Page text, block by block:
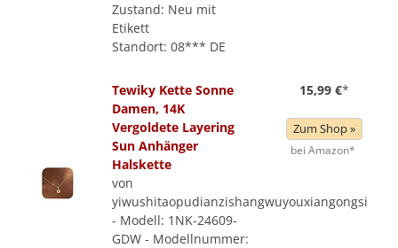
Zustand: Neu mit
Etikett
Standort: 08*** DE
Tewiky Kette Sonne
Damen, 14K
Vergoldete Layering
Sun Anhänger
Halskette
von
yiwushitaopudianzishangwuyouxiangongsi
- Modell: 1NK-24609-
GDW - Modellnummer:
15,99 €*
Zum Shop »
bei Amazon*